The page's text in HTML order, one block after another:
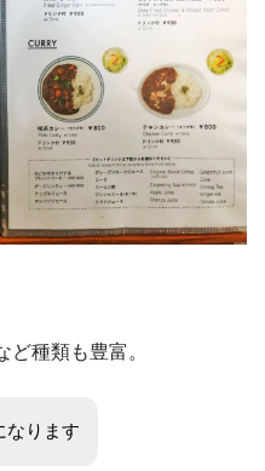
種類も豊富。
なります